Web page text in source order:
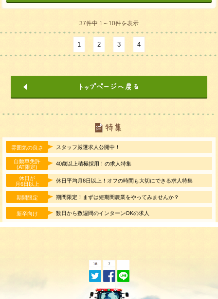
37件中 1～10件を表示
1 2 3 4
雰囲気の良さ スタッフ厳選求人公開中！
自動車免許
(AT限定)
40歳以上積極採用！の求人特集
休日が
月6日以上
休日平均月8日以上！オフの時間も大切にできる求人特集
期間限定 期間限定！まずは短期間農業をやってみませんか？
新卒向け 数日から数週間のインターンOKの求人